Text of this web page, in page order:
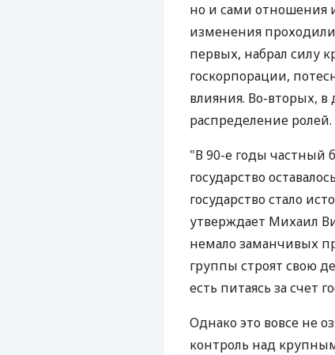
но и сами отношения
изменения
первых, набрал силу
госкорпорации,
влияния. Во-вторых, в
распределение ролей.
"В 90-е годы частный
государство
государство стало
утверждает Михаил
немало заманчивых
группы строят свою
есть питаясь за счет
Однако это вовсе не
контроль над